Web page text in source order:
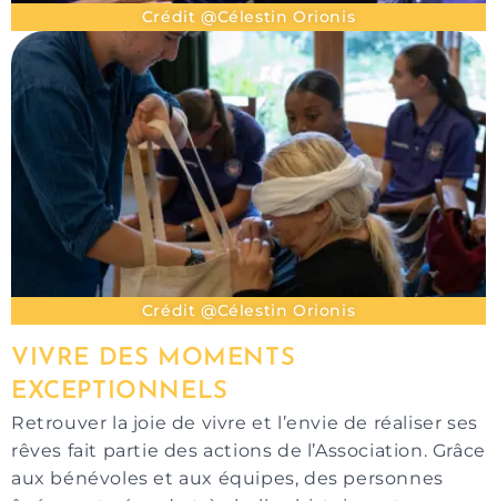
Crédit @Célestin Orionis
Crédit @Célestin Orionis
VIVRE DES MOMENTS
EXCEPTIONNELS
Retrouver la joie de vivre et l’envie de réaliser ses
rêves fait partie des actions de l’Association. Grâce
aux bénévoles et aux équipes, des personnes